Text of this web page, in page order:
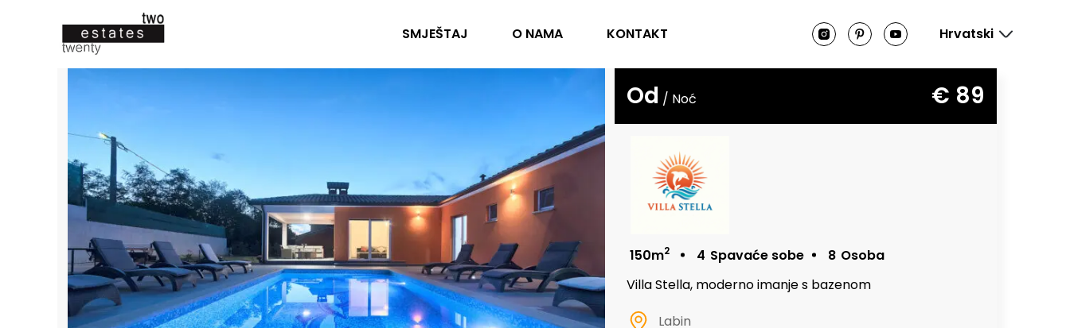
SMJEŠTAJ O NAMA KONTAKT Hrvatski
Od / Noć € 89
150m2 4 Spavaće sobe 8 Osoba
Villa Stella, moderno imanje s bazenom
Labin